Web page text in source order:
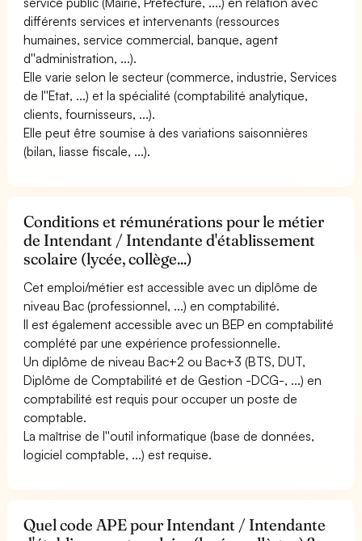
différents services et intervenants (ressources
humaines, service commercial, banque, agent
d''administration, ...).
Elle varie selon le secteur (commerce, industrie, Services
de l''Etat, ...) et la spécialité (comptabilité analytique,
clients, fournisseurs, ...).
Elle peut être soumise à des variations saisonnières
(bilan, liasse fiscale, ...).
Conditions et rémunérations pour le métier
de Intendant / Intendante d'établissement
scolaire (lycée, collège...)
Cet emploi/métier est accessible avec un diplôme de
niveau Bac (professionnel, ...) en comptabilité.
Il est également accessible avec un BEP en comptabilité
complété par une expérience professionnelle.
Un diplôme de niveau Bac+2 ou Bac+3 (BTS, DUT,
Diplôme de Comptabilité et de Gestion -DCG-, ...) en
comptabilité est requis pour occuper un poste de
comptable.
La maîtrise de l''outil informatique (base de données,
logiciel comptable, ...) est requise.
Quel code APE pour Intendant / Intendante